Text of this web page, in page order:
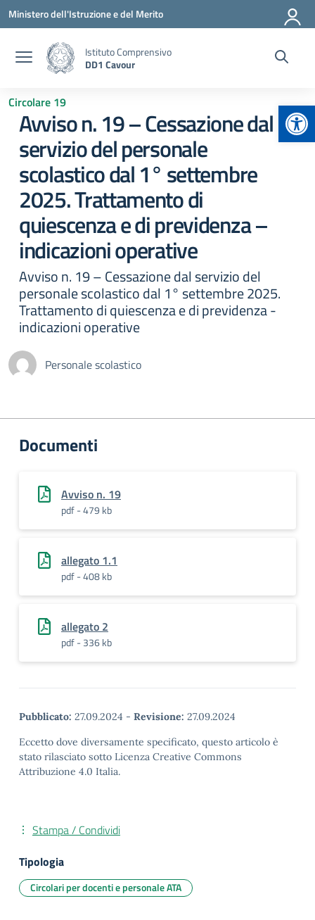
Vai ai contenuti
Vai al menu di navigazione
Vai al footer
Ministero dell'Istruzione e del Merito
Istituto Comprensivo
DD1 Cavour
Circolare 19
Avviso n. 19 – Cessazione dal
servizio del personale
scolastico dal 1° settembre
2025. Trattamento di
quiescenza e di previdenza –
indicazioni operative
Avviso n. 19 – Cessazione dal servizio del
personale scolastico dal 1° settembre 2025.
Trattamento di quiescenza e di previdenza -
indicazioni operative
Personale scolastico
Documenti
Avviso n. 19
pdf - 479 kb
allegato 1.1
pdf - 408 kb
allegato 2
pdf - 336 kb
Pubblicato: 27.09.2024 - Revisione: 27.09.2024
Eccetto dove diversamente specificato, questo articolo è
stato rilasciato sotto Licenza Creative Commons
Attribuzione 4.0 Italia.
Stampa / Condividi
Tipologia
Circolari per docenti e personale ATA